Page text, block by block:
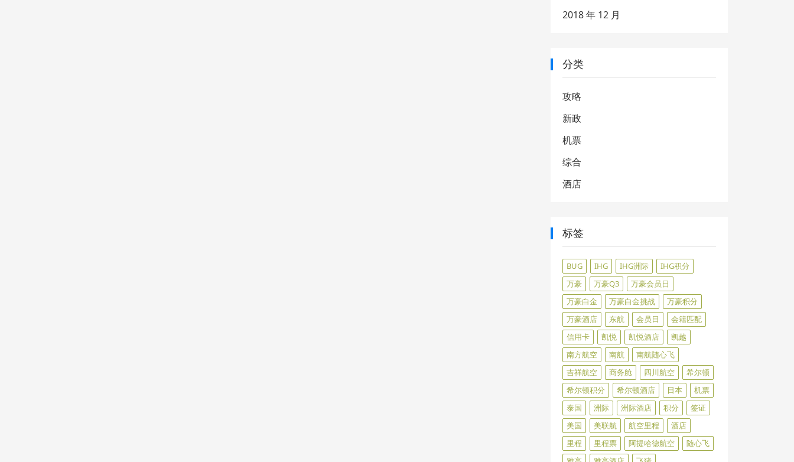
2018 年 12 月
分类
攻略
新政
机票
综合
酒店
标签
BUG IHG IHG洲际
IHG积分
万豪
万豪Q3
万豪会员日
万豪白金
万豪白金挑战
万豪积分
万豪酒店
东航 会员日
会籍匹配
信用卡
凯悦 凯悦酒店
凯越
南方航空
南航
南航随心飞
吉祥航空
商务舱 四川航空
希尔顿
希尔顿积分
希尔顿酒店 日本
机票
泰国
洲际 洲际酒店 积分
签证
美国
美联航 航空里程
酒店
里程
里程票 阿提哈德航空
随心飞